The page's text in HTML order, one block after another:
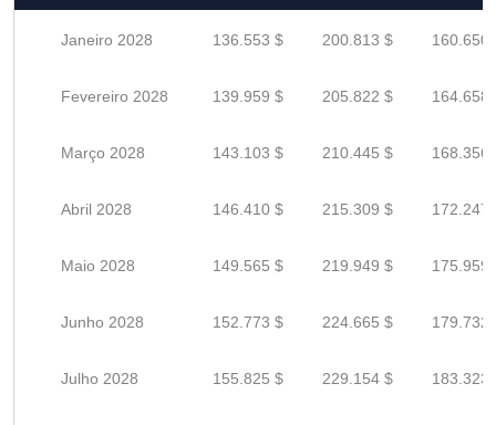
Janeiro 2028 136.553 $ 200.813 $ 160.650
Fevereiro 2028 139.959 $ 205.822 $ 164.658
Março 2028 143.103 $ 210.445 $ 168.356
Abril 2028 146.410 $ 215.309 $ 172.247
Maio 2028 149.565 $ 219.949 $ 175.959
Junho 2028 152.773 $ 224.665 $ 179.732
Julho 2028 155.825 $ 229.154 $ 183.323